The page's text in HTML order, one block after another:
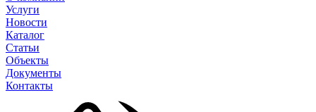
Услуги
Новости
Каталог
Статьи
Объекты
Документы
Контакты